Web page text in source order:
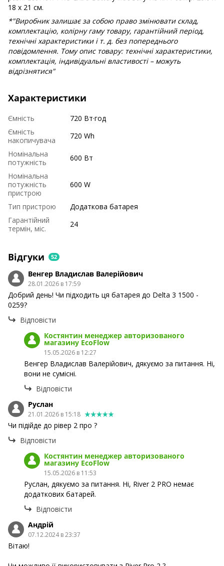
18 x 21 см.
*"Виробник залишає за собою право змінювати склад,
комплектацію, колірну гаму товару, гарантійний період,
технічні характеристики і т. д. без попереднього
повідомлення. Тому опис товару: технічні характеристики,
комплектація, індивідуальні властивості – можуть
відрізнятися"
Характеристики
Ємність
720 Вт·год
Ємність
накопичувача
720 Wh
Номінальна
потужність
600 Вт
Номінальна
потужність
пристрою
600 W
Тип пристрою
Додаткова батарея
Гарантійний
термін, міс.
24
Відгуки 52
Венгер Владислав Валерійович
28.01.2026 в 17:59
Добрий день! Чи підходить ця батарея до Delta 3 1500 -
0259?
Відповісти
Костянтин менеджер авторизованого
магазину EcoFlow
15.05.2026 в 12:27
Венгер Владислав Валерійович, дякуємо за питання. Ні,
вони не сумісні.
Відповісти
Руслан
21.01.2026 в 15:18
Чи підійде до рівер 2 про ?
Відповісти
Костянтин менеджер авторизованого
магазину EcoFlow
15.05.2026 в 11:53
Руслан, дякуємо за питання. Ні, River 2 PRO немає
додаткових батарей.
Відповісти
Андрій
07.12.2024 в 23:37
Вітаю!